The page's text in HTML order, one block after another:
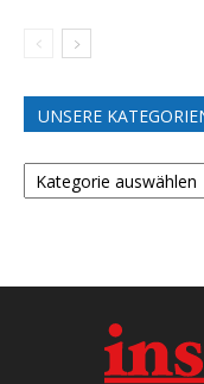
UNSERE
UNSERE
KATEGORIEN